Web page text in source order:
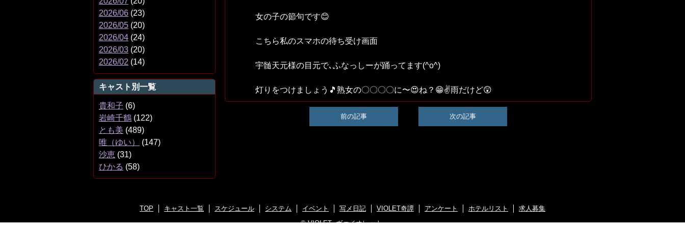
2026/06 (23)
2026/05 (20)
2026/04 (24)
2026/03 (20)
2026/02 (14)
キャスト別一覧
貴和子 (6)
岩崎千鶴 (122)
とも美 (489)
唯（ゆい）
(147)
沙恵 (31)
ひかる (58)
女の子の節句です😊
こちら私のスマホの待ち受け画面
宇髄天元様の目元で､ふなっしーが踊ってます(^o^)
灯りをつけましょう🎵熟女の〇〇〇〇に〜😍ね？😁✌️雨だけど😲
前の記事 次の記事
TOP キャスト一覧 スケジュール システム イベント 写メ日記 VIOLET奇譚 アンケート ホテルリスト
求人募集
©VIOLET -ヴァイオレット-